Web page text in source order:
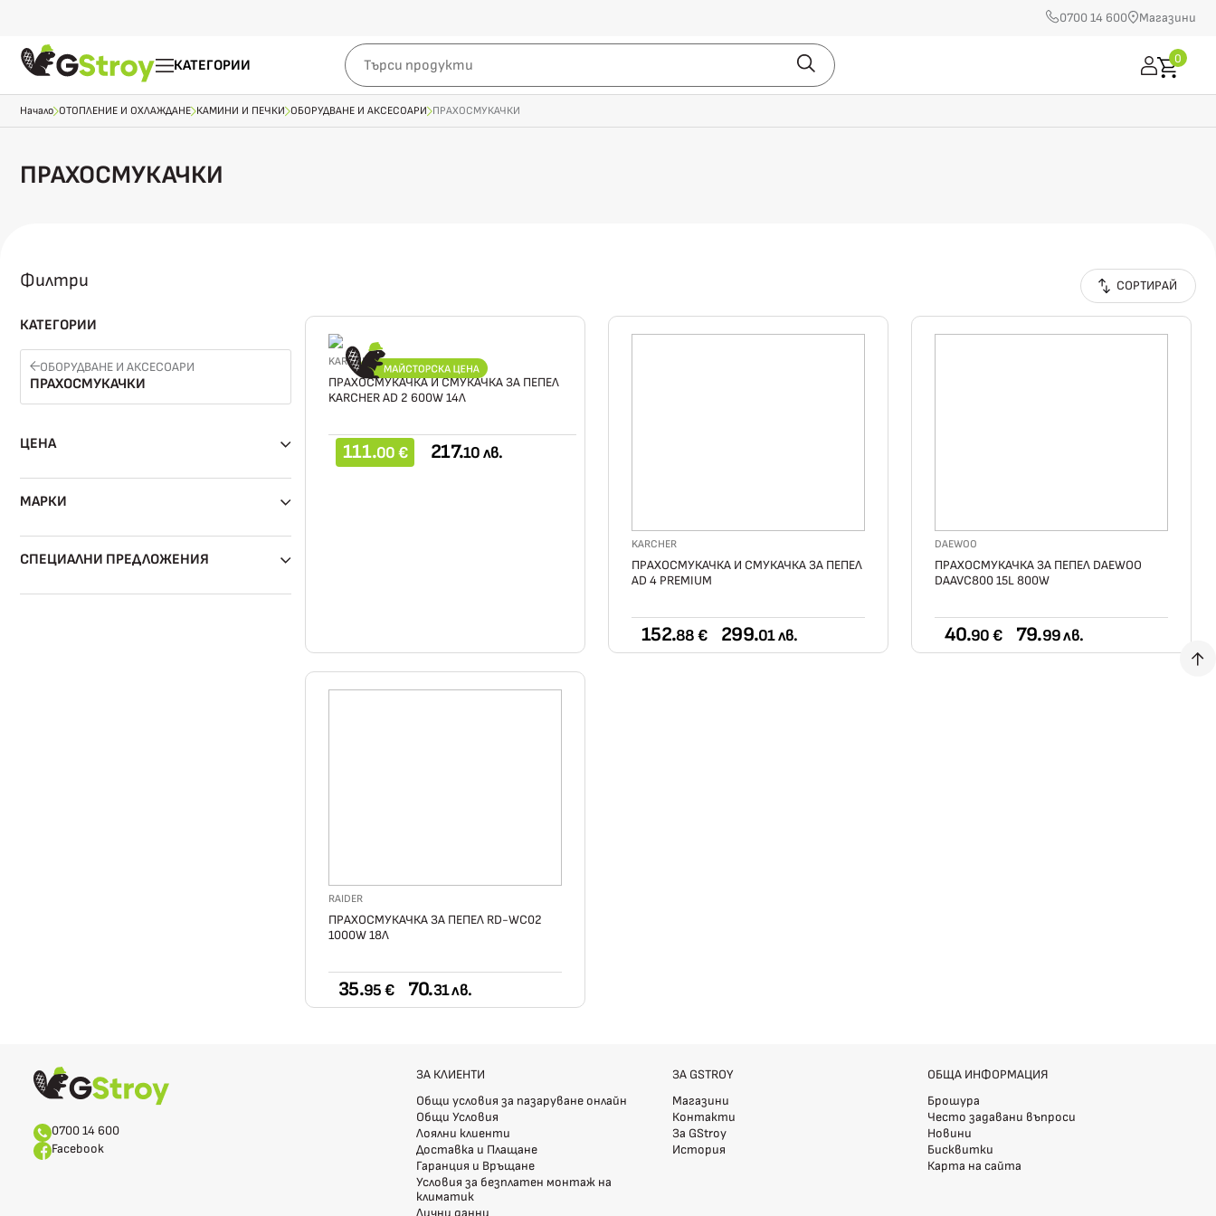
0700 14 600 Магазини
КАТЕГОРИИ 0
Начало ОТОПЛЕНИЕ И ОХЛАЖДАНЕ КАМИНИ И ПЕЧКИ ОБОРУДВАНЕ И АКСЕСОАРИ ПРАХОСМУКАЧКИ
ПРАХОСМУКАЧКИ
Филтри СОРТИРАЙ
КАТЕГОРИИ
ОБОРУДВАНЕ И АКСЕСОАРИ
ПРАХОСМУКАЧКИ
ЦЕНА
МАРКИ
СПЕЦИАЛНИ ПРЕДЛОЖЕНИЯ
KARCHER
ПРАХОСМУКАЧКА И СМУКАЧКА ЗА ПЕПЕЛ
KARCHER AD 2 600W 14Л
111.00 € 217.10 лв.
KARCHER
ПРАХОСМУКАЧКА И СМУКАЧКА ЗА ПЕПЕЛ
AD 4 PREMIUM
152.88 € 299.01 лв.
DAEWOO
ПРАХОСМУКАЧКА ЗА ПЕПЕЛ DAEWOO
DAAVC800 15L 800W
40.90 € 79.99 лв.
RAIDER
ПРАХОСМУКАЧКА ЗА ПЕПЕЛ RD-WC02
1000W 18Л
35.95 € 70.31 лв.
0700 14 600
Facebook
ЗА КЛИЕНТИ
Общи условия за пазаруване онлайн
Общи Условия
Лоялни клиенти
Доставка и Плащане
Гаранция и Връщане
Условия за безплатен монтаж на
климатик
ЗА GSTROY
Магазини
Контакти
За GStroy
История
ОБЩА ИНФОРМАЦИЯ
Брошура
Често задавани въпроси
Новини
Бисквитки
Карта на сайта